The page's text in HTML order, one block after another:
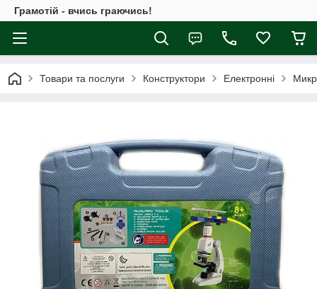
Грамотій - вчись граючись!
Товари та послуги Конструктори Електронні